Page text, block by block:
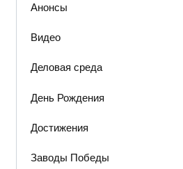
Анонсы
Видео
Деловая среда
День Рождения
Достижения
Заводы Победы